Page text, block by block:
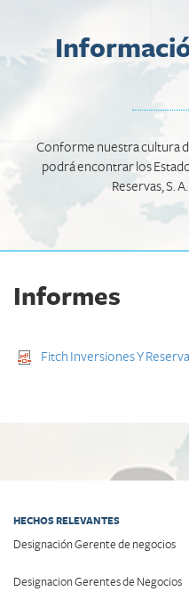
Conforme nuestra cultura
podrá encontrar los
Reservas, S.
Informes
Fitch Inversiones Y
HECHOS RELEVANTES
Designación Gerente de negocios
Designacion Gerentes de Negocios